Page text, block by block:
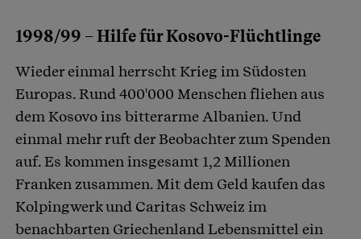
1998/99 – Hilfe für Kosovo-Flüchtlinge
Wieder einmal herrscht Krieg im Südosten
Europas. Rund 400'000 Menschen fliehen aus
dem Kosovo ins bitterarme Albanien. Und
einmal mehr ruft der Beobachter zum Spenden
auf. Es kommen insgesamt 1,2 Millionen
Franken zusammen. Mit dem Geld kaufen das
Kolpingwerk und Caritas Schweiz im
benachbarten Griechenland Lebensmittel ein